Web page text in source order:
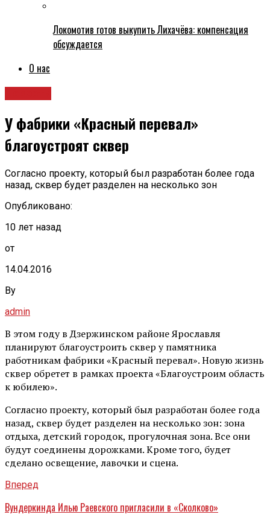
Локомотив готов выкупить Лихачёва: компенсация
обсуждается
О нас
У фабрики «Красный перевал»
благоустроят сквер
Согласно проекту, который был разработан более года
назад, сквер будет разделен на несколько зон
Опубликовано:
10 лет назад
от
14.04.2016
By
admin
В этом году в Дзержинском районе Ярославля
планируют благоустроить сквер у памятника
работникам фабрики «Красный перевал». Новую жизнь
сквер обретет в рамках проекта «Благоустроим область
к юбилею».
Согласно проекту, который был разработан более года
назад, сквер будет разделен на несколько зон: зона
отдыха, детский городок, прогулочная зона. Все они
будут соединены дорожками. Кроме того, будет
сделано освещение, лавочки и сцена.
Вперед
Вундеркинда Илью Раевского пригласили в «Сколково»